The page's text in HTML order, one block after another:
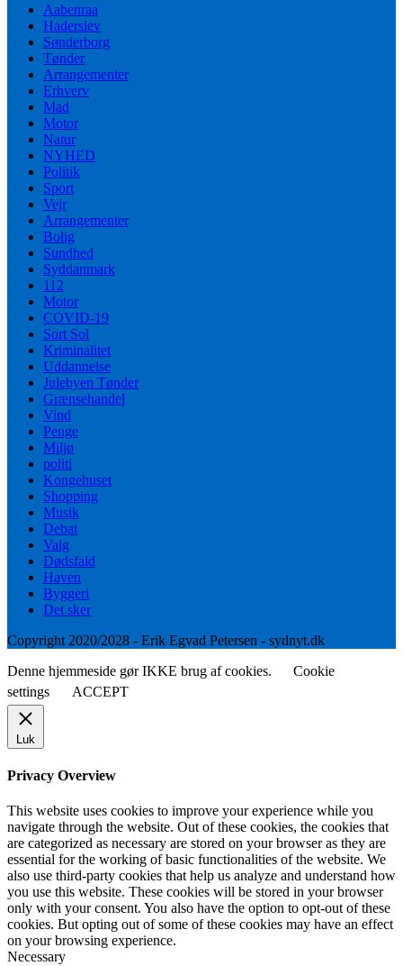
Aabenraa
Haderslev
Sønderborg
Tønder
Arrangementer
Erhverv
Mad
Motor
Natur
NYHED
Politik
Sport
Vejr
Arrangementer
Bolig
Sundhed
Syddanmark
112
Motor
COVID-19
Sort Sol
Kriminalitet
Uddannelse
Julebyen Tønder
Grænsehandel
Vind
Penge
Miljø
politi
Kongehuset
Shopping
Musik
Debat
Valg
Dødsfald
Haven
Byggeri
Det sker
Copyright 2020/2028 - Erik Egvad Petersen - sydnyt.dk
Denne hjemmeside gør IKKE brug af cookies.
Cookie
settings
ACCEPT
Luk
Privacy Overview
This website uses cookies to improve your experience while you
navigate through the website. Out of these cookies, the cookies that
are categorized as necessary are stored on your browser as they are
essential for the working of basic functionalities of the website. We
also use third-party cookies that help us analyze and understand how
you use this website. These cookies will be stored in your browser
only with your consent. You also have the option to opt-out of these
cookies. But opting out of some of these cookies may have an effect
on your browsing experience.
Necessary